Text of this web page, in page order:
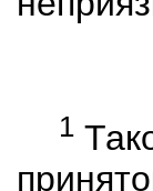
1Т